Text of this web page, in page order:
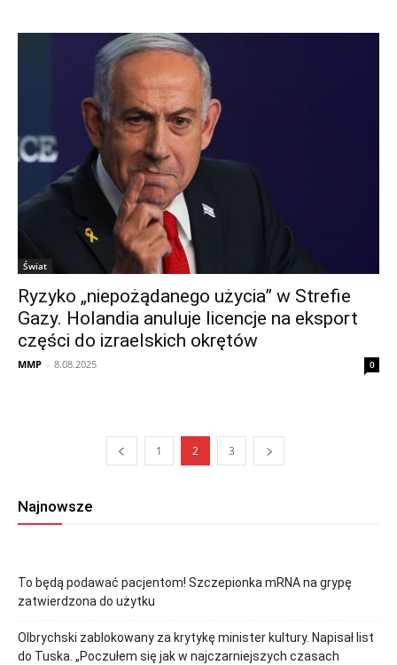
Świat
Ryzyko „niepożądanego użycia” w Strefie
Gazy. Holandia anuluje licencje na eksport
części do izraelskich okrętów
MMP - 8.08.2025 0
1 2 3
Najnowsze
To będą podawać pacjentom! Szczepionka mRNA na grypę
zatwierdzona do użytku
Olbrychski zablokowany za krytykę minister kultury. Napisał list
do Tuska. „Poczułem się jak w najczarniejszych czasach